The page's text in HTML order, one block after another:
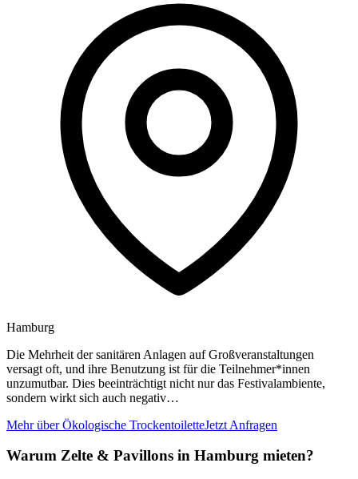
Hamburg
Die Mehrheit der sanitären Anlagen auf Großveranstaltungen
versagt oft, und ihre Benutzung ist für die Teilnehmer*innen
unzumutbar. Dies beeinträchtigt nicht nur das Festivalambiente,
sondern wirkt sich auch negativ…
Mehr über Ökologische TrockentoiletteJetzt Anfragen
Warum Zelte & Pavillons in Hamburg mieten?